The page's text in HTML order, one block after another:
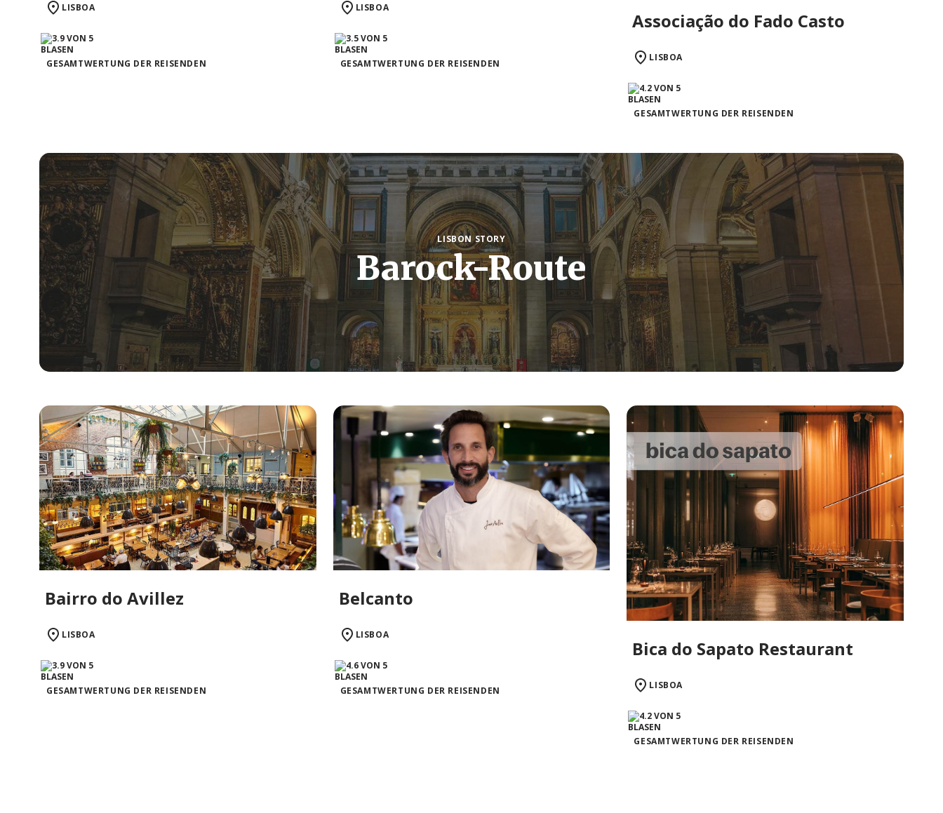
LISBOA
GESAMTWERTUNG DER REISENDEN
LISBOA
GESAMTWERTUNG DER REISENDEN
Associação do Fado Casto
LISBOA
GESAMTWERTUNG DER REISENDEN
LISBON STORY
Barock-Route
Bairro do Avillez
LISBOA
GESAMTWERTUNG DER REISENDEN
Belcanto
LISBOA
GESAMTWERTUNG DER REISENDEN
Bica do Sapato Restaurant
LISBOA
GESAMTWERTUNG DER REISENDEN